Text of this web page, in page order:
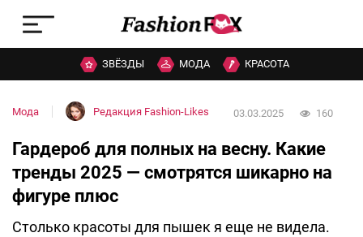
ЗВЁЗДЫ МОДА КРАСОТА
Мода Редакция Fashion-Likes 03.03.2025 160
Гардероб для полных на весну. Какие
тренды 2025 — смотрятся шикарно на
фигуре плюс
Столько красоты для пышек я еще не видела.